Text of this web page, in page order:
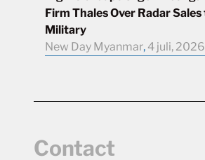
Firm Thales Over Radar
Military
New Day Myanmar, 4 juli, 2026
Contact